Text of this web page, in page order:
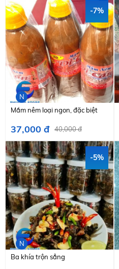
-7%
N
Mắm nêm loại ngon, đặc biệt
37,000 đ 40,000 đ
-5%
N
Ba khía trộn sẳng